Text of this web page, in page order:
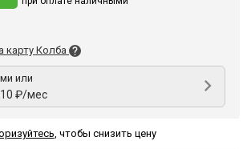
карту Колба
или
₽/мес
, чтобы снизить цену